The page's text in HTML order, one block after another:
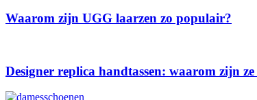
Waarom zijn UGG laarzen zo populair?
Designer replica handtassen: waarom zijn